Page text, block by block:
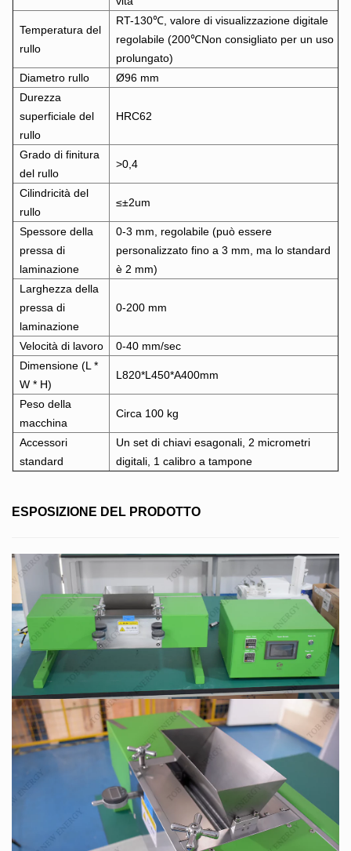
Temperatura del
rullo
RT-130℃, valore di visualizzazione digitale
regolabile (200℃Non consigliato per un uso
prolungato)
Diametro rullo
Ø96 mm
Durezza
superficiale del
rullo
HRC62
Grado di finitura
del rullo
>0,4
Cilindricità del
rullo
≤±2um
Spessore della
pressa di
laminazione
0-3 mm, regolabile (può essere
personalizzato fino a 3 mm, ma lo standard
è 2 mm)
Larghezza della
pressa di
laminazione
0-200 mm
Velocità di lavoro
0-40 mm/sec
Dimensione (L *
W * H)
L820*L450*A400mm
Peso della
macchina
Circa 100 kg
Accessori
standard
Un set di chiavi esagonali, 2 micrometri
digitali, 1 calibro a tampone
ESPOSIZIONE DEL PRODOTTO